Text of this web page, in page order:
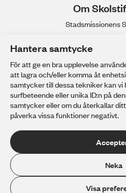
Hantera samtycke
För att ge en bra upplevelse
att lagra och/eller komma åt
samtycker till dessa tekniker kan vi
surfbeteende eller unika ID:n på
samtycker eller om du återkallar
påverka vissa funktioner negativt.
Neka
Visa
Om
Stadsmissionens
Anpassad
Stadsmissionens
Arbeta
Stadsmissionens Skolstiftelse är
vinstutdelning.
gymnasieskolor och en